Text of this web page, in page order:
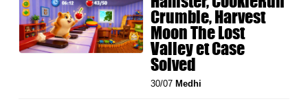
Crumble, Harvest
Moon The Lost
Valley et Case
Solved
30/07 Medhi